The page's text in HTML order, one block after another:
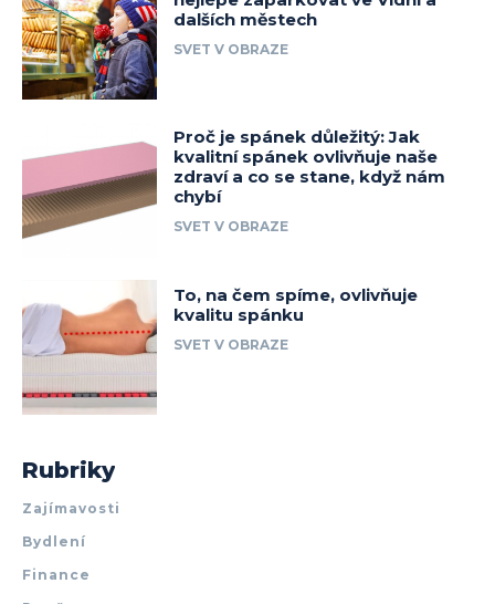
dalších městech
SVET V OBRAZE
Proč je spánek důležitý: Jak
kvalitní spánek ovlivňuje naše
zdraví a co se stane, když nám
chybí
SVET V OBRAZE
To, na čem spíme, ovlivňuje
kvalitu spánku
SVET V OBRAZE
Rubriky
Zajímavosti
Bydlení
Finance